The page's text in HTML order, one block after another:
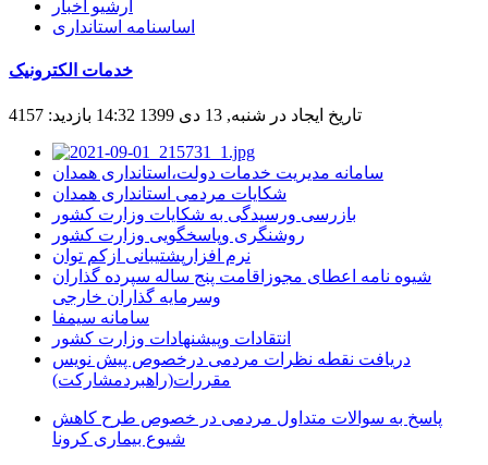
آرشیو اخبار
اساسنامه استانداری
خدمات الکترونیک
تاریخ ایجاد در شنبه, 13 دی 1399 14:32 بازدید: 4157
سامانه مدیریت خدمات دولت،استانداری همدان
شکایات مردمی استانداری همدان
بازرسی ورسیدگی به شکایات وزارت کشور
روشنگری وپاسخگویی وزارت کشور
نرم افزارپشتیبانی ازکم توان
شیوه نامه اعطای مجوزاقامت پنج ساله سپرده گذاران
وسرمایه گذاران خارجی
سامانه سیمفا
انتقادات وپیشنهادات وزارت کشور
دریافت نقطه نظرات مردمی درخصوص پیش نویس
مقررات(راهبردمشارکت)
پاسخ به سوالات متداول مردمی در خصوص طرح کاهش
شیوع بیماری کرونا